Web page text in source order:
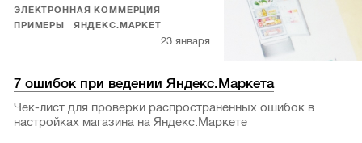
ЭЛЕКТРОННАЯ КОММЕРЦИЯ
ПРИМЕРЫ
ЯНДЕКС.МАРКЕТ
23 января
7 ошибок при ведении Яндекс.Маркета
Чек-лист для проверки распространенных ошибок в
настройках магазина на Яндекс.Маркете